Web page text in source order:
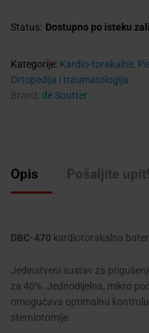
Status: Dostupno po isteku
Kategorije: Kardio-torakalne,
Ortopedija i traumatologija
Brand: de Soutter
Opis Pošaljite upit!
DBC-470 kardiotorakalna
Jedinstveni sustav za
za 40%. Jednodijelna, mikro
omogućava optimalnu
sterniotomije.